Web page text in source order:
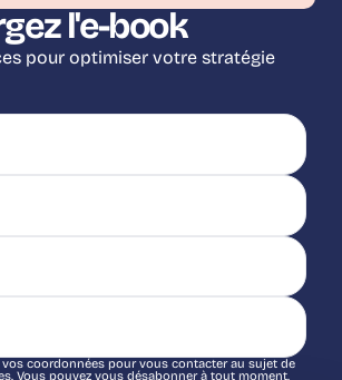
l'e-book
pour optimiser votre stratégie
coordonnées pour vous contacter au sujet de
Vous pouvez vous désabonner à tout moment.